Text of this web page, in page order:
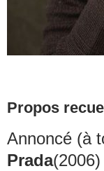
Propos
Annoncé (à
Prada